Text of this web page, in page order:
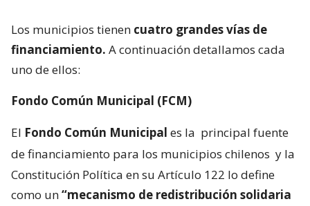
Los municipios tienen cuatro grandes vías de
financiamiento. A continuación detallamos cada
uno de ellos:
Fondo Común Municipal (FCM)
El Fondo Común Municipal es la principal fuente
de financiamiento para los municipios chilenos y la
Constitución Política en su Artículo 122 lo define
como un“mecanismo de redistribución solidaria